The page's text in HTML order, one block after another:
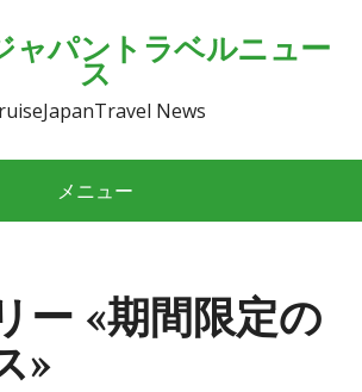
ャパントラベルニュー
ス
News
メニュー
ー «期間限定の
»